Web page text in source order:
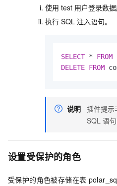
使用 test 用户登录数
执行 SQL 注入语句。
SELECT * FROM
DELETE FROM
说明 插件提示
SQL 语句
设置受保护的角色
受保护的角色被存储在表